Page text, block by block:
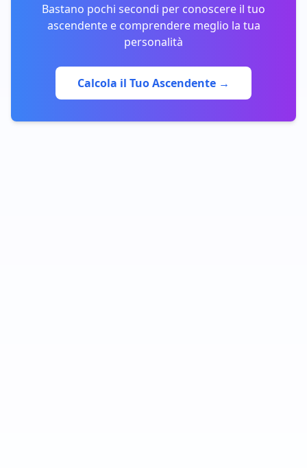
Bastano pochi secondi per conoscere il tuo
ascendente e comprendere meglio la tua
personalità
Calcola il Tuo Ascendente →